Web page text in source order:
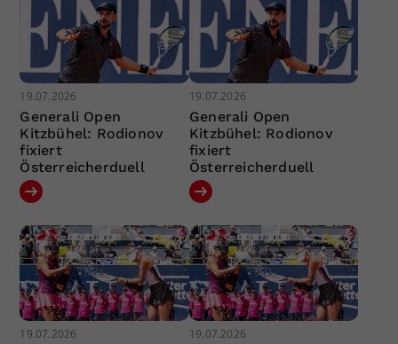
19.07.2026
Generali Open
Kitzbühel: Rodionov
fixiert
Österreicherduell
19.07.2026
Generali Open
Kitzbühel: Rodionov
fixiert
Österreicherduell
19.07.2026 19.07.2026